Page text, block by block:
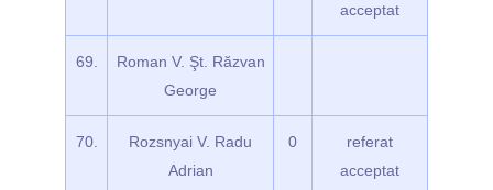
acceptat
69.
Roman V. Şt. Răzvan
George
70.
Rozsnyai V. Radu
Adrian
0
referat
acceptat